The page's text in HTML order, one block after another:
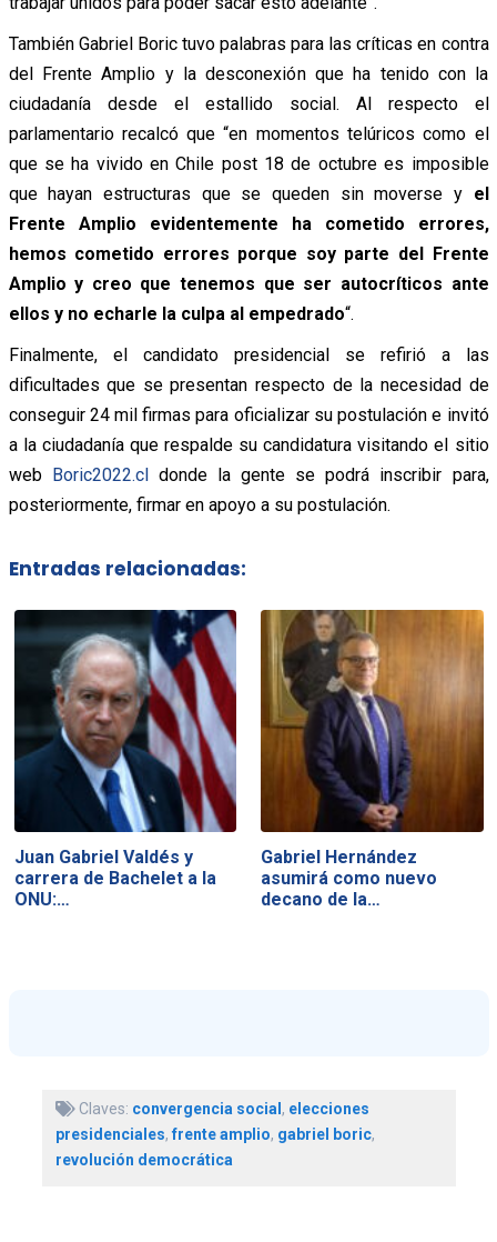
También Gabriel Boric tuvo palabras para las críticas en contra
del Frente Amplio y la desconexión que ha tenido con la
ciudadanía desde el estallido social. Al respecto el
parlamentario recalcó que “en momentos telúricos como el
que se ha vivido en Chile post 18 de octubre es imposible
que hayan estructuras que se queden sin moverse y el
Frente Amplio evidentemente ha cometido errores,
hemos cometido errores porque soy parte del Frente
Amplio y creo que tenemos que ser autocríticos ante
ellos y no echarle la culpa al empedrado“.
Finalmente, el candidato presidencial se refirió a las
dificultades que se presentan respecto de la necesidad de
conseguir 24 mil firmas para oficializar su postulación e invitó
a la ciudadanía que respalde su candidatura visitando el sitio
web Boric2022.cldonde la gente se podrá inscribir para,
posteriormente, firmar en apoyo a su postulación.
Entradas relacionadas:
Juan Gabriel Valdés y
carrera de Bachelet a la
ONU:…
Gabriel Hernández
asumirá como nuevo
decano de la…
Claves: convergencia social , elecciones
presidenciales,frente amplio, gabriel boric,
revolución democrática